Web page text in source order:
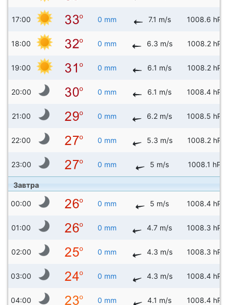
17:00 0 mm 7.1 m/s 1008.6 hPa
18:00 0 mm 6.3 m/s 1008.2 hPa
19:00 0 mm 6.1 m/s 1008.2 hPa
20:00 0 mm 6.1 m/s 1008.4 hPa
21:00 0 mm 6.2 m/s 1008.5 hPa
22:00 0 mm 5.3 m/s 1008.2 hPa
23:00 0 mm 5 m/s 1008.1 hPa
Завтра
00:00 0 mm 5 m/s 1008.4 hPa
01:00 0 mm 4.7 m/s 1008.3 hPa
02:00 0 mm 4.3 m/s 1008.3 hPa
03:00 0 mm 4.3 m/s 1008.4 hPa
04:00 0 mm 4.1 m/s 1008.4 hPa